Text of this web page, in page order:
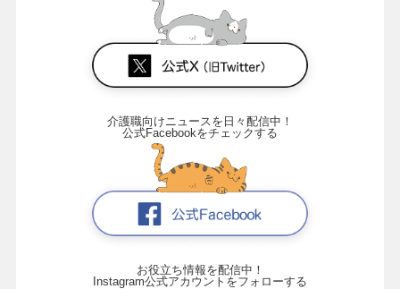
介護職向けニュースを日々配信中！
公式Facebookをチェックする
お役立ち情報を配信中！
Instagram公式アカウントをフォローする